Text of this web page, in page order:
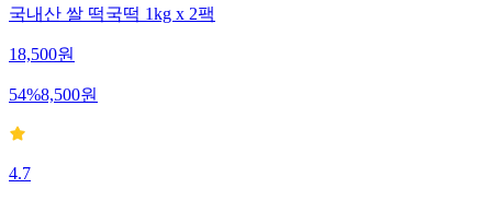
국내산 쌀 떡국떡 1kg x 2팩
18,500원
54%8,500원
4.7